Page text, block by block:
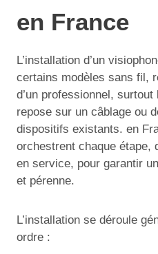
en France
L’installation d’un
certains modèles sans fil,
d’un professionnel,
repose sur un câblage ou
dispositifs existants. en
orchestrent chaque étape,
en service, pour garantir
et pérenne.
L’installation se déroule
ordre :